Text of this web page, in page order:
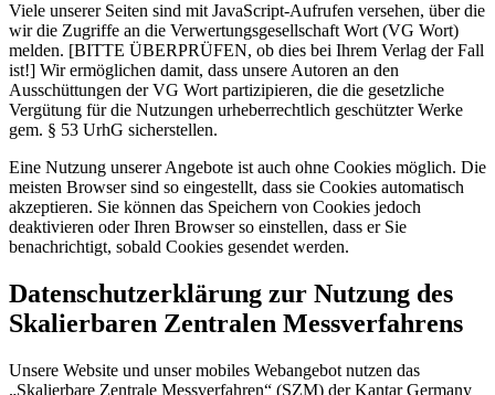
Viele unserer Seiten sind mit JavaScript-Aufrufen versehen, über die
wir die Zugriffe an die Verwertungsgesellschaft Wort (VG Wort)
melden. [BITTE ÜBERPRÜFEN, ob dies bei Ihrem Verlag der Fall
ist!] Wir ermöglichen damit, dass unsere Autoren an den
Ausschüttungen der VG Wort partizipieren, die die gesetzliche
Vergütung für die Nutzungen urheberrechtlich geschützter Werke
gem. § 53 UrhG sicherstellen.
Eine Nutzung unserer Angebote ist auch ohne Cookies möglich. Die
meisten Browser sind so eingestellt, dass sie Cookies automatisch
akzeptieren. Sie können das Speichern von Cookies jedoch
deaktivieren oder Ihren Browser so einstellen, dass er Sie
benachrichtigt, sobald Cookies gesendet werden.
Datenschutzerklärung zur Nutzung des
Skalierbaren Zentralen Messverfahrens
Unsere Website und unser mobiles Webangebot nutzen das
„Skalierbare Zentrale Messverfahren“ (SZM) der Kantar Germany